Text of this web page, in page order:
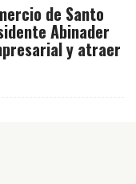
de Santo
Abinader
y atraer